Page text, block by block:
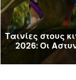
Ταινίες στους
2026: Οι